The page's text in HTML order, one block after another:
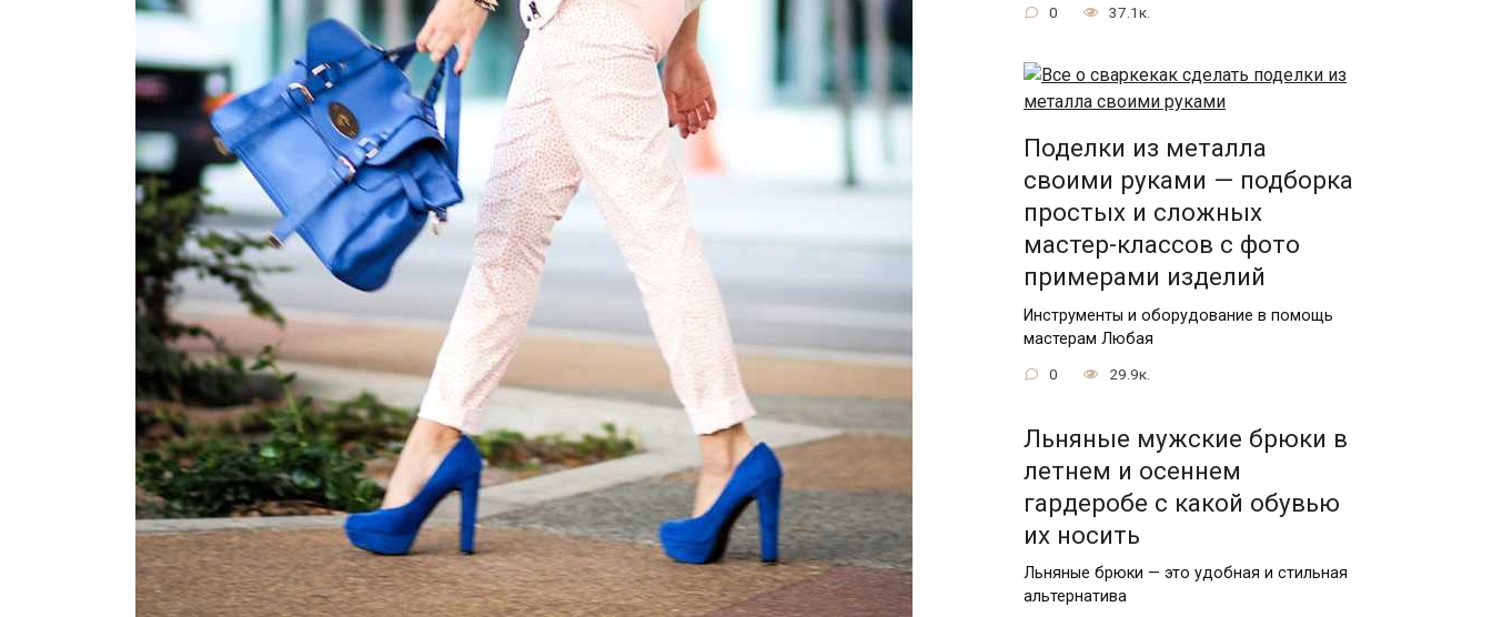
0 37.1к.
Поделки из металла
своими руками — подборка
простых и сложных
мастер-классов с фото
примерами изделий
Инструменты и оборудование в помощь
мастерам Любая
0 29.9к.
Льняные мужские брюки в
летнем и осеннем
гардеробе с какой обувью
их носить
Льняные брюки — это удобная и стильная
альтернатива